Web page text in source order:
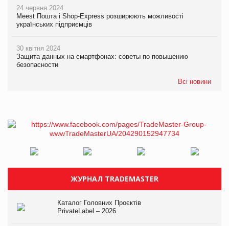
24 червня 2024
Meest Пошта і Shop-Express розширюють можливості
українських підприємців
30 квітня 2024
Защита данных на смартфонах: советы по повышению
безопасности
Всі новини
ЖУРНАЛ TRADEMASTER
Каталог Головних Проєктів
PrivateLabel – 2026